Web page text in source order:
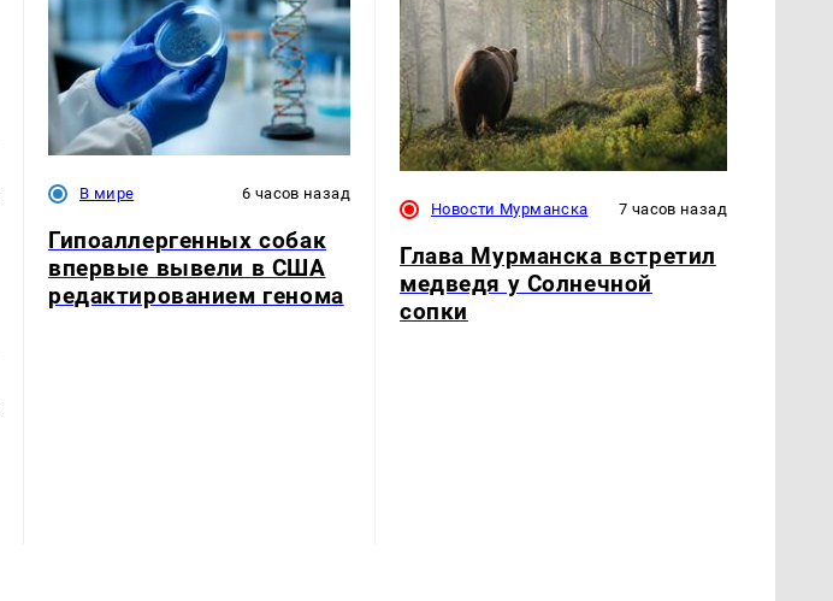
В мире 6 часов назад
Гипоаллергенных собак
впервые вывели в США
редактированием генома
Новости Мурманска 7 часов назад
Глава Мурманска встретил
медведя у Солнечной
сопки